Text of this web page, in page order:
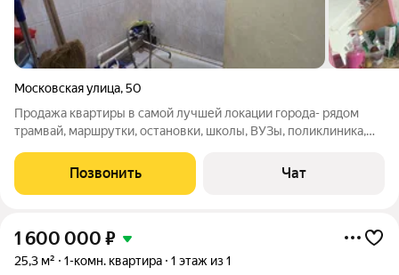
Московская улица,50
Продажа квартиры в самой лучшей локации города- рядом
трамвай, маршрутки, остановки, школы, ВУЗы, поликлиника,
дома- институт, поэтому квартира всегда востребована в
аренду. Все удобства в
Позвонить Чат
1 600 000 ₽
25,3 м² 1-комн. квартира 1 этаж из 1